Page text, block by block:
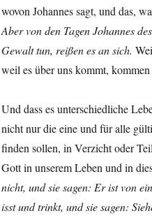
wovon Johannes sagt, und das,
Aber von den Tagen Johannes
Gewalt tun, reißen es an sich.
weil es über uns kommt,
Und dass es unterschiedliche
nicht nur die eine und für alle
finden sollen, in Verzicht oder
Gott in unserem Leben und in
nicht, und sie sagen: Er ist von
isst und trinkt, und sie sagen: